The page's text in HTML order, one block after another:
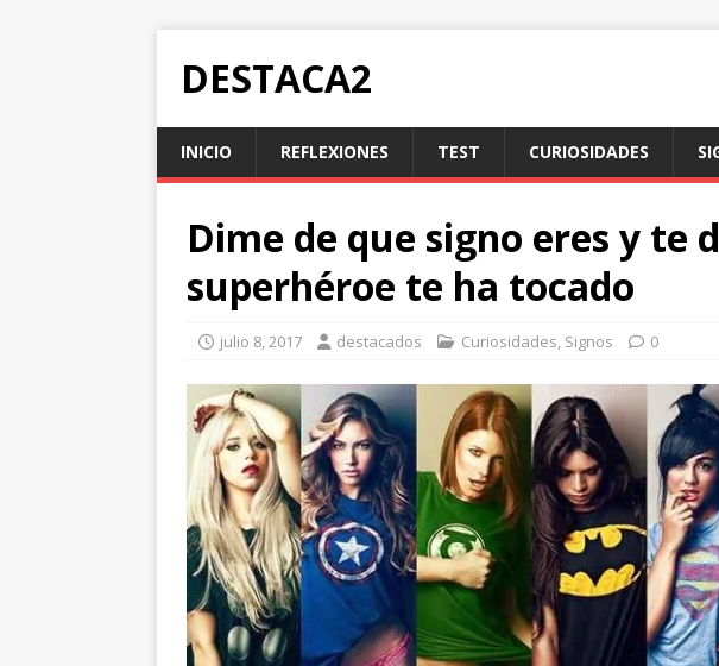
DESTACA2
INICIO REFLEXIONES TEST CURIOSIDADES
Dime de que signo eres y te
superhéroe te ha tocado
julio 8, 2017 destacados Curiosidades, Signos 0